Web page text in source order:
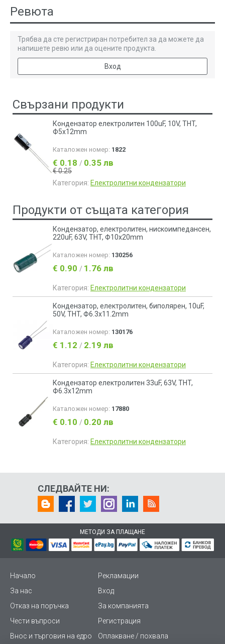
Ревюта
Трябва да сте регистриран потребител за да можете да
напишете ревю или да оцените продукта.
Вход
Свързани продукти
Кондензатор електролитен 100uF, 10V, THT,
Ф5x12mm
Каталожен номер: 1822
€ 0.18 / 0.35 лв
€ 0.25
Категория: Електролитни кондензатори
Продукти от същата категория
Кондензатор, електролитен, нискоимпедансен,
220uF, 63V, THT, Ф10x20mm
Каталожен номер: 130256
€ 0.90 / 1.76 лв
Категория: Електролитни кондензатори
Кондензатор, електролитен, биполярен, 10uF,
50V, THT, Ф6.3x11.2mm
Каталожен номер: 130176
€ 1.12 / 2.19 лв
Категория: Електролитни кондензатори
Кондензатор електролитен 33uF, 63V, THT,
Ф6.3x12mm
Каталожен номер: 17880
€ 0.10 / 0.20 лв
Категория: Електролитни кондензатори
СЛЕДВАЙТЕ НИ:
МЕТОДИ ЗА ПЛАЩАНЕ
Начало
Рекламации
За нас
Вход
Отказ на поръчка
За компанията
Чести въпроси
Регистрация
Внос и търговия на едро
Оплакване / похвала